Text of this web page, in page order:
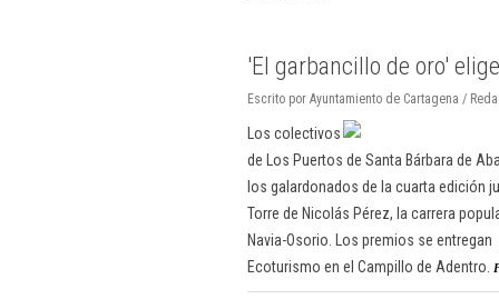
'El garbancillo de oro'
Escrito por Ayuntamiento de Cartagena /
Los colectivos
de Los Puertos de Santa Bárbara de
los galardonados de la cuarta edición
Torre de Nicolás Pérez, la carrera
Navia-Osorio. Los premios se
Ecoturismo en el Campillo de Adentro.